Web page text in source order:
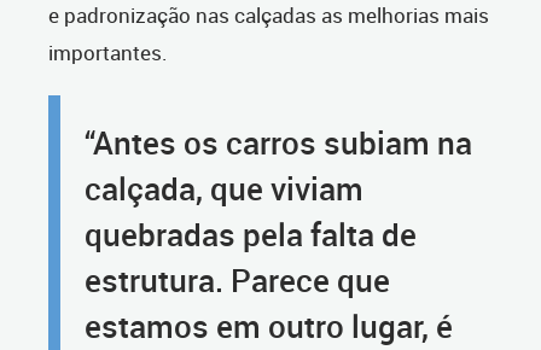
e padronização nas calçadas as melhorias mais
importantes.
“Antes os carros subiam na
calçada, que viviam
quebradas pela falta de
estrutura. Parece que
estamos em outro lugar, é